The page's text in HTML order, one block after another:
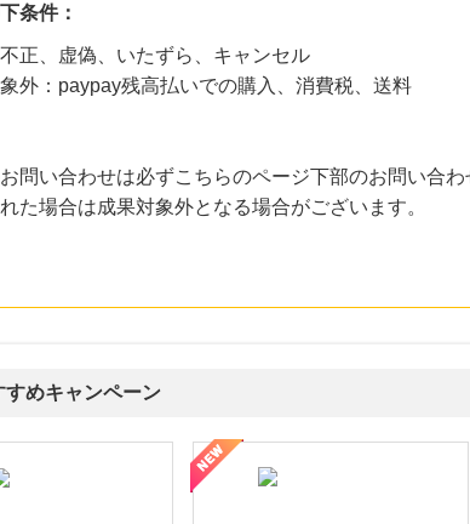
条件：
不正、虚偽、いたずら、キャンセル
象外：paypay残高払いでの購入、消費税、送料
問い合わせは必ずこちらのページ下部のお問い合
た場合は成果対象外となる場合がございます。
すめキャンペーン
スーツケース・バッグ
ロデオドライブ】創業70年の信頼と高価買取を実現！ブラン